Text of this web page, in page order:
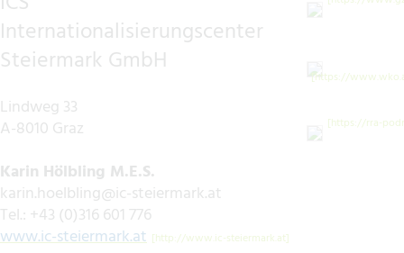
Internationalisierungscenter
Steiermark GmbH
Lindweg 33
A-8010 Graz
Karin Hölbling M.E.S.
karin.hoelbling@ic-steiermark.at
Tel.: +43 (0)316 601 776
www.ic-steiermark.at